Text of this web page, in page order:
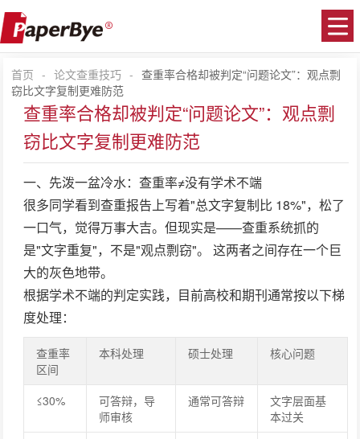
首页 - 论文查重技巧 - 查重率合格却被判定“问题论文”：观点剽
窃比文字复制更难防范
查重率合格却被判定“问题论文”：观点剽
窃比文字复制更难防范
一、先泼一盆冷水：查重率≠没有学术不端
很多同学看到查重报告上写着"总文字复制比 18%"，松了
一口气，觉得万事大吉。但现实是——查重系统抓的
是"文字重复"，不是"观点剽窃"。
这两者之间存在一个巨
大的灰色地带。
根据学术不端的判定实践，目前高校和期刊通常按以下梯
度处理：
查重率
区间
本科处理 硕士处理 核心问题
≤30%
可答辩，导
师审核
通常可答辩
文字层面基
本过关